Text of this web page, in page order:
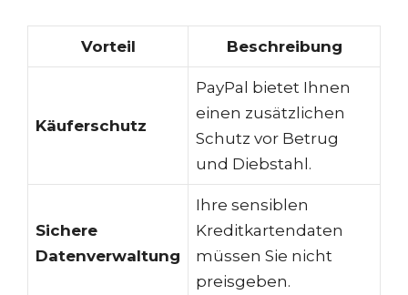
Vorteil Beschreibung
Käuferschutz
PayPal bietet Ihnen
einen zusätzlichen
Schutz vor Betrug
und Diebstahl.
Sichere
Datenverwaltung
Ihre sensiblen
Kreditkartendaten
müssen Sie nicht
preisgeben.